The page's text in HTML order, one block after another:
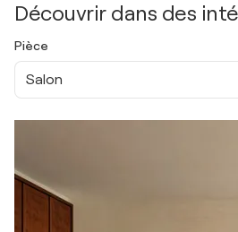
Découvrir dans des
Pièce
Salon